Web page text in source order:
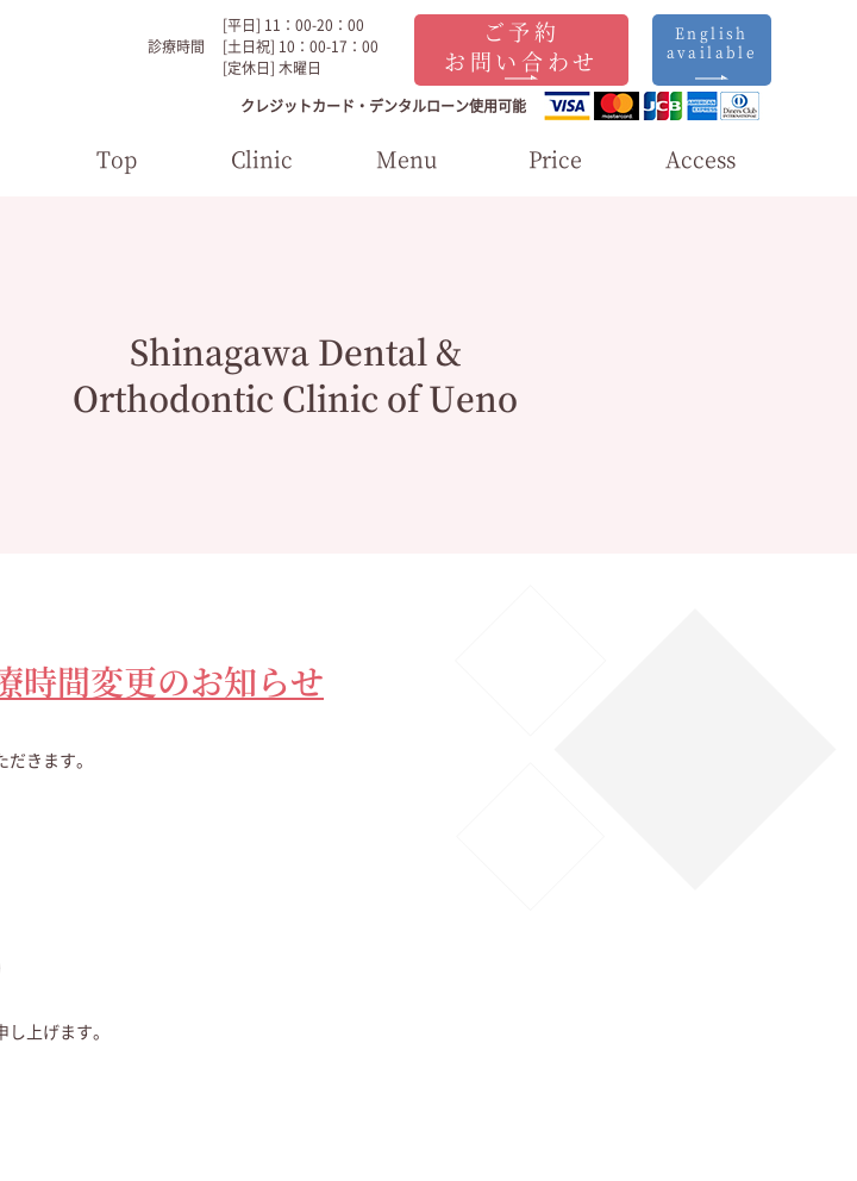
診療時間
[平日] 11：00-20：00
[土日祝] 10：00-17：00
[定休日] 木曜日
ご予約
お問い合わせ
English
available
クレジットカード・デンタルローン使用可能
Top Clinic Menu Price Access
Shinagawa Dental &
Orthodontic Clinic of Ueno
時間変更のお知らせ
きます。
上げます。